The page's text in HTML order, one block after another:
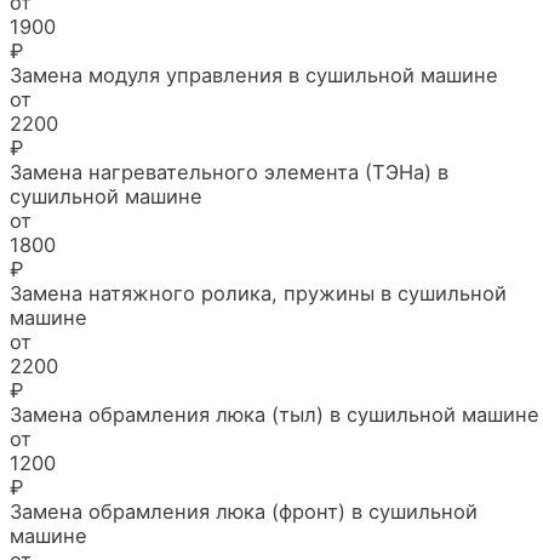
1900
₽
Замена модуля управления в сушильной машине
от
2200
₽
Замена нагревательного элемента (ТЭНа) в
сушильной машине
от
1800
₽
Замена натяжного ролика, пружины в сушильной
машине
от
2200
₽
Замена обрамления люка (тыл) в сушильной машине
от
1200
₽
Замена обрамления люка (фронт) в сушильной
машине